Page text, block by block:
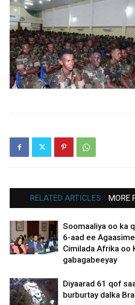
RELATED ARTICLES MORE
Soomaaliya oo ka
6-aad ee
Cimilada Afrika oo
gabagabeeyay
Diyaarad 61 qof
burburtay dalka